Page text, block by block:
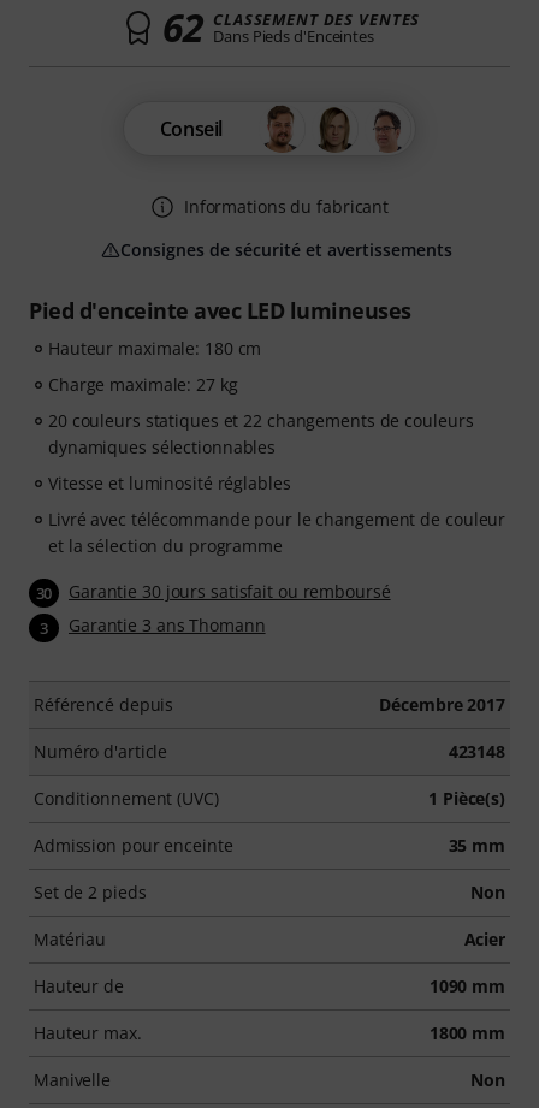
Pied d'enceinte avec LED lumineuses
Hauteur maximale: 180 cm
Charge maximale: 27 kg
20 couleurs statiques et 22 changements de couleurs
dynamiques sélectionnables
Vitesse et luminosité réglables
Livré avec télécommande pour le changement de couleur
et la sélection du programme
30 Garantie 30 jours satisfait ou remboursé
3 Garantie 3 ans Thomann
Référencé depuis Décembre 2017
Numéro d'article 423148
Conditionnement (UVC) 1 Pièce(s)
Admission pour enceinte 35 mm
Set de 2 pieds Non
Matériau Acier
Hauteur de 1090 mm
Hauteur max. 1800 mm
Manivelle Non
62 CLASSEMENT DES VENTES
Dans Pieds d'Enceintes
Conseil
Informations du fabricant
Consignes de sécurité et avertissements